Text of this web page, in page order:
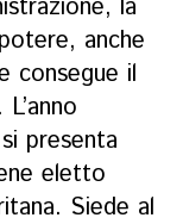
la
anche
consegue il
presenta
eletto
Siede al